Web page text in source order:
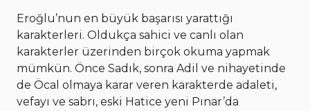
Eroğlu’nun en büyük başarısı yarattığı
karakterleri. Oldukça sahici ve canlı olan
karakterler üzerinden birçok okuma yapmak
mümkün. Önce Sadık, sonra Adil ve nihayetinde
de Öcal olmaya karar veren karakterde adaleti,
vefayı ve sabrı, eski Hatice yeni Pınar’da